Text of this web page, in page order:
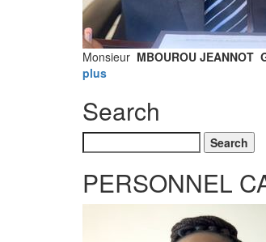
Monsieur MBOUROU JEANNOT
plus
Search
PERSONNEL